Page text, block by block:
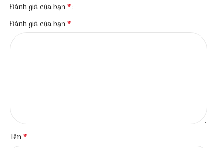
Đánh giá của bạn*
Đánh giá của bạn*
Tên*